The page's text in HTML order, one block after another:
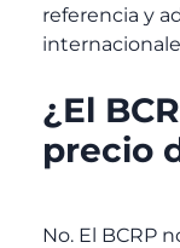
referencia y
¿El
precio
No. El BCRP